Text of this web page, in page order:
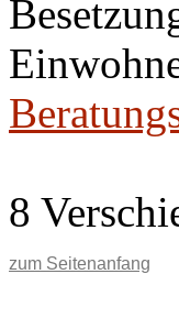
8
zum Seitenanfang